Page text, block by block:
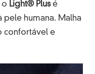
o Light® Plusé
pele humana. Malha
confortável e